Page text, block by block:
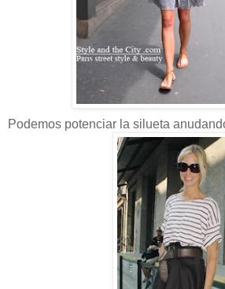
Podemos potenciar la silueta